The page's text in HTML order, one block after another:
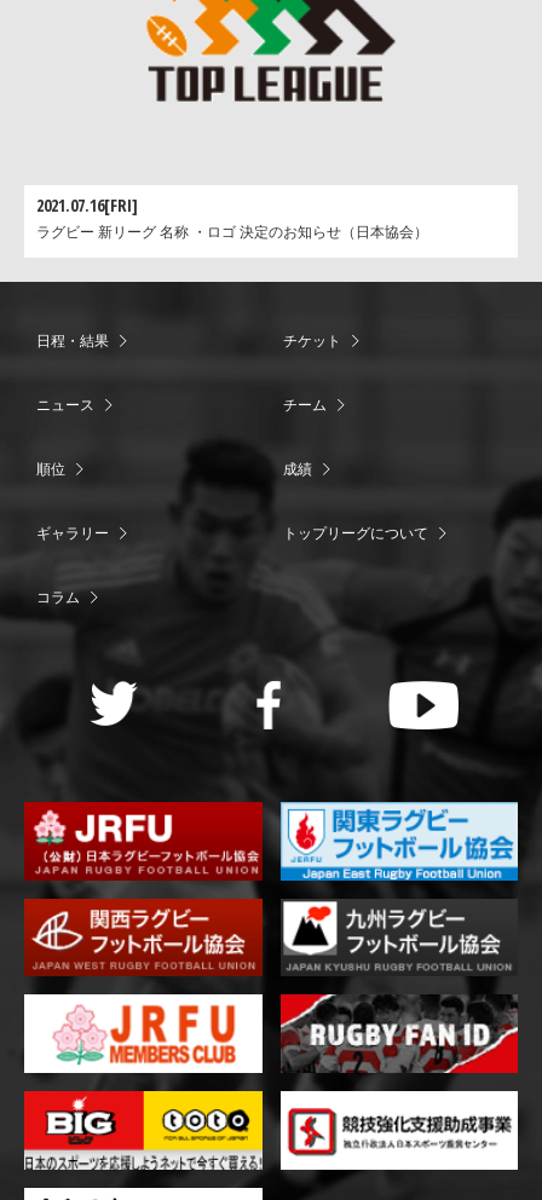
2021.07.16[FRI]
ラグビー 新リーグ 名称 ・ロゴ 決定のお知らせ（日本協会）
日程・結果 チケット
ニュース チーム
順位 成績
ギャラリー トップリーグについて
コラム